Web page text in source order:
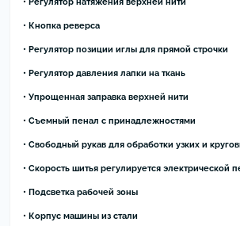
• Кнопка реверса
• Регулятор позиции иглы для прямой строчки
• Регулятор давления лапки на ткань
• Упрощенная заправка верхней нити
• Съемный пенал с принадлежностями
• Свободный рукав для обработки узких и
• Скорость шитья регулируется электрической
• Подсветка рабочей зоны
• Корпус машины из стали